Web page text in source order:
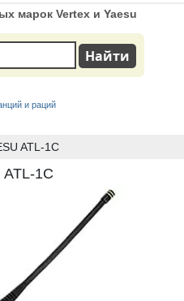
марок Vertex и Yaesu
и раций
ATL-1C
ATL-1C